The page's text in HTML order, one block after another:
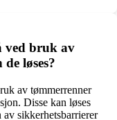
ved bruk av
løses?
av tømmerrenner
Disse kan løses
sikkerhetsbarrierer